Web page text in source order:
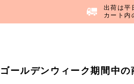
出荷は平
カート内
ゴールデンウィーク期間中